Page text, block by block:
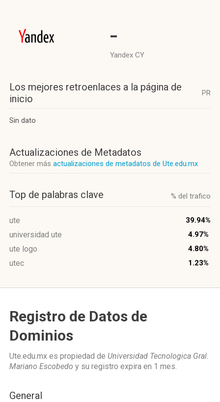
-
Yandex CY
Los mejores retroenlaces a la página de
inicio
PR
Sin dato
Actualizaciones de Metadatos
Obtener más actualizaciones de metadatos de Ute.edu.mx
Top de palabras clave % del trafico
ute 39.94%
universidad ute 4.97%
ute logo 4.80%
utec 1.23%
Registro de Datos de
Dominios
Ute.edu.mx es propiedad de Universidad Tecnologica Gral.
Mariano Escobedo y su registro expira en 1 mes.
General